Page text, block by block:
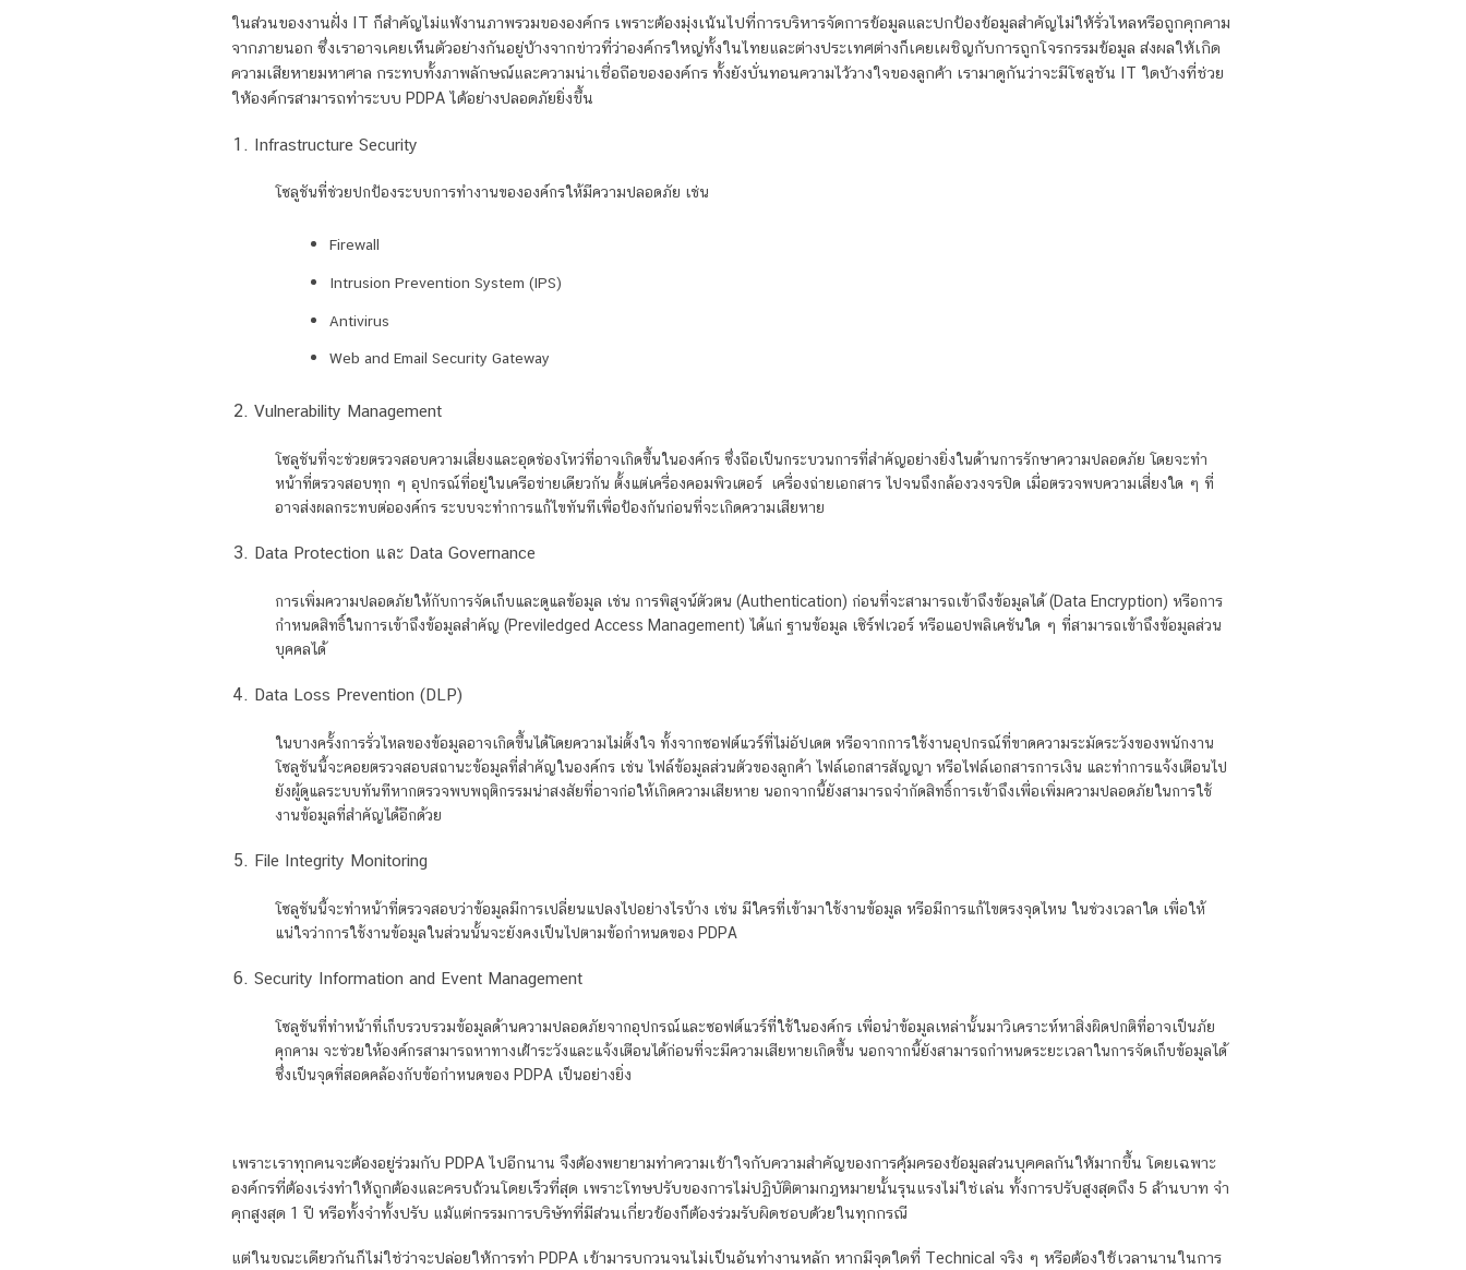
ในส่วนของงานฝั่ง IT ก็สำคัญไม่แพ้งานภาพรวมขององค์กร เพราะต้องมุ่งเน้นไปที่การบริหารจัดการข้อมูลและปกป้องข้อมูลสำคัญไม่ให้รั่วไหลหรือถูกคุกคาม
จากภายนอก ซึ่งเราอาจเคยเห็นตัวอย่างกันอยู่บ้างจากข่าวที่ว่าองค์กรใหญ่ทั้งในไทยและต่างประเทศต่างก็เคยเผชิญกับการถูกโจรกรรมข้อมูล ส่งผลให้เกิด
ความเสียหายมหาศาล กระทบทั้งภาพลักษณ์และความน่าเชื่อถือขององค์กร ทั้งยังบั่นทอนความไว้วางใจของลูกค้า เรามาดูกันว่าจะมีโซลูชัน IT ใดบ้างที่ช่วย
ให้องค์กรสามารถทำระบบ PDPA ได้อย่างปลอดภัยยิ่งขึ้น
Infrastructure Security
โซลูชันที่ช่วยปกป้องระบบการทำงานขององค์กรให้มีความปลอดภัย เช่น
Firewall
Intrusion Prevention System (IPS)
Antivirus
Web and Email Security Gateway
Vulnerability Management
โซลูชันที่จะช่วยตรวจสอบความเสี่ยงและอุดช่องโหว่ที่อาจเกิดขึ้นในองค์กร ซึ่งถือเป็นกระบวนการที่สำคัญอย่างยิ่งในด้านการรักษาความปลอดภัย โดยจะทำ
หน้าที่ตรวจสอบทุก ๆ อุปกรณ์ที่อยู่ในเครือข่ายเดียวกัน ตั้งแต่เครื่องคอมพิวเตอร์ เครื่องถ่ายเอกสาร ไปจนถึงกล้องวงจรปิด เมื่อตรวจพบความเสี่ยงใด ๆ ที่
อาจส่งผลกระทบต่อองค์กร ระบบจะทำการแก้ไขทันทีเพื่อป้องกันก่อนที่จะเกิดความเสียหาย
Data Protection และ Data Governance
การเพิ่มความปลอดภัยให้กับการจัดเก็บและดูแลข้อมูล เช่น การพิสูจน์ตัวตน (Authentication) ก่อนที่จะสามารถเข้าถึงข้อมูลได้ (Data Encryption) หรือการ
กำหนดสิทธิ์ในการเข้าถึงข้อมูลสำคัญ (Previledged Access Management) ได้แก่ ฐานข้อมูล เซิร์ฟเวอร์ หรือแอปพลิเคชันใด ๆ ที่สามารถเข้าถึงข้อมูลส่วน
บุคคลได้
Data Loss Prevention (DLP)
ในบางครั้งการรั่วไหลของข้อมูลอาจเกิดขึ้นได้โดยความไม่ตั้งใจ ทั้งจากซอฟต์แวร์ที่ไม่อัปเดต หรือจากการใช้งานอุปกรณ์ที่ขาดความระมัดระวังของพนักงาน
โซลูชันนี้จะคอยตรวจสอบสถานะข้อมูลที่สำคัญในองค์กร เช่น ไฟล์ข้อมูลส่วนตัวของลูกค้า ไฟล์เอกสารสัญญา หรือไฟล์เอกสารการเงิน และทำการแจ้งเตือนไป
ยังผู้ดูแลระบบทันทีหากตรวจพบพฤติกรรมน่าสงสัยที่อาจก่อให้เกิดความเสียหาย นอกจากนี้ยังสามารถจำกัดสิทธิ์การเข้าถึงเพื่อเพิ่มความปลอดภัยในการใช้
งานข้อมูลที่สำคัญได้อีกด้วย
File Integrity Monitoring
โซลูชันนี้จะทำหน้าที่ตรวจสอบว่าข้อมูลมีการเปลี่ยนแปลงไปอย่างไรบ้าง เช่น มีใครที่เข้ามาใช้งานข้อมูล หรือมีการแก้ไขตรงจุดไหน ในช่วงเวลาใด เพื่อให้
แน่ใจว่าการใช้งานข้อมูลในส่วนนั้นจะยังคงเป็นไปตามข้อกำหนดของ PDPA
Security Information and Event Management
โซลูชันที่ทำหน้าที่เก็บรวบรวมข้อมูลด้านความปลอดภัยจากอุปกรณ์และซอฟต์แวร์ที่ใช้ในองค์กร เพื่อนำข้อมูลเหล่านั้นมาวิเคราะห์หาสิ่งผิดปกติที่อาจเป็นภัย
คุกคาม จะช่วยให้องค์กรสามารถหาทางเฝ้าระวังและแจ้งเตือนได้ก่อนที่จะมีความเสียหายเกิดขึ้น นอกจากนี้ยังสามารถกำหนดระยะเวลาในการจัดเก็บข้อมูลได้
ซึ่งเป็นจุดที่สอดคล้องกับข้อกำหนดของ PDPA เป็นอย่างยิ่ง
เพราะเราทุกคนจะต้องอยู่ร่วมกับ PDPA ไปอีกนาน จึงต้องพยายามทำความเข้าใจกับความสำคัญของการคุ้มครองข้อมูลส่วนบุคคลกันให้มากขึ้น โดยเฉพาะ
องค์กรที่ต้องเร่งทำให้ถูกต้องและครบถ้วนโดยเร็วที่สุด เพราะโทษปรับของการไม่ปฏิบัติตามกฎหมายนั้นรุนแรงไม่ใช่เล่น ทั้งการปรับสูงสุดถึง 5 ล้านบาท จำ
คุกสูงสุด 1 ปี หรือทั้งจำทั้งปรับ แม้แต่กรรมการบริษัทที่มีส่วนเกี่ยวข้องก็ต้องร่วมรับผิดชอบด้วยในทุกกรณี
แต่ในขณะเดียวกันก็ไม่ใช่ว่าจะปล่อยให้การทำ PDPA เข้ามารบกวนจนไม่เป็นอันทำงานหลัก หากมีจุดใดที่ Technical จริง ๆ หรือต้องใช้เวลานานในการ